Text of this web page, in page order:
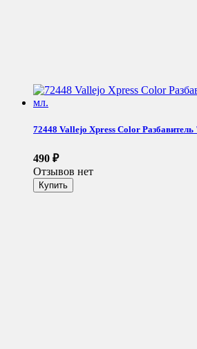
72448 Vallejo Xpress Color
490 ₽
Отзывов нет